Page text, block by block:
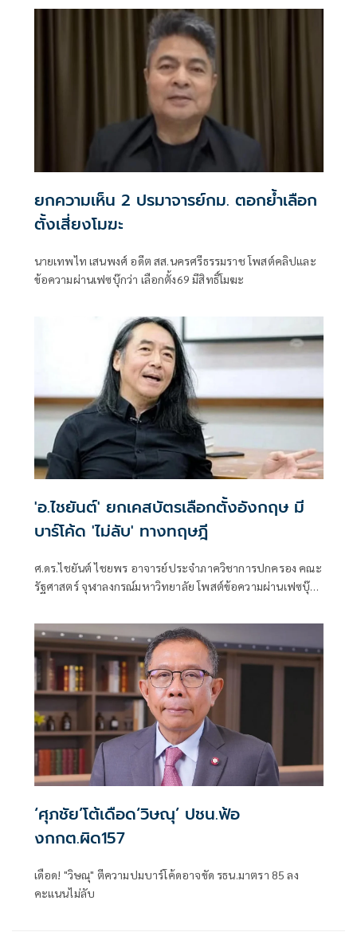
ผู้นำบริหารล้มเหลว
ยกความเห็น 2 ปรมาจารย์กม. ตอกย้ำเลือก
ตั้งเสี่ยงโมฆะ
นายเทพไท เสนพงศ์ อดีต สส.นครศรีธรรมราช โพสต์คลิปและ
ข้อความผ่านเฟซบุ๊กว่า เลือกตั้ง69 มีสิทธิ์โมฆะ
'อ.ไชยันต์' ยกเคสบัตรเลือกตั้งอังกฤษ มี
บาร์โค้ด 'ไม่ลับ' ทางทฤษฎี
ศ.ดร.ไชยันต์ ไชยพร อาจารย์ประจำภาควิชาการปกครอง คณะ
รัฐศาสตร์ จุฬาลงกรณ์มหาวิทยาลัย โพสต์ข้อความผ่านเฟซบุ๊ก
เครืองาม) แต่สืบถึงตัวสุดยาก" โดยระบุว่า
‘ศุภชัย’โต้เดือด‘วิษณุ’ ปชน.ฟ้อ
งกกต.ผิด157
เดือด! "วิษณุ" ตีความปมบาร์โค้ดอาจขัด รธน.มาตรา 85 ลง
คะแนนไม่ลับ